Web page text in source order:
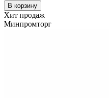
В корзину
Хит продаж
Минпромторг